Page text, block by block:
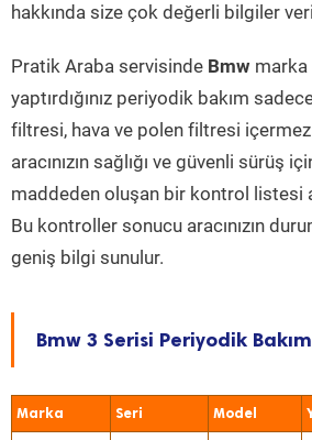
hakkında size çok değerli bilgiler
Pratik Araba servisinde Bmw marka
yaptırdığınız periyodik bakım
filtresi, hava ve polen filtresi içermez.
aracınızın sağlığı ve güvenli sürüş
maddeden oluşan bir kontrol listesi
Bu kontroller sonucu aracınızın
geniş bilgi sunulur.
Bmw 3 Serisi Periyodik
Marka Seri Model